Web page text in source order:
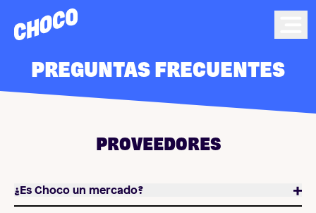
Choco
PREGUNTAS FRECUENTES
PROVEEDORES
¿Es Choco un mercado?